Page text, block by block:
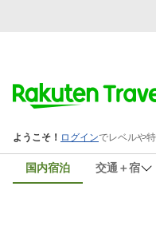
国内宿泊 交通＋宿